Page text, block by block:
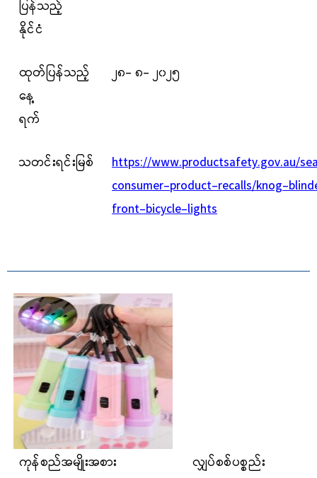
ပြန်သည့်
နိုင်ငံ
ထုတ်ပြန်သည့်
နေ့
ရက်
၂၈- ၈- ၂၀၂၅
သတင်းရင်းမြစ်
https://www.productsafety.gov.au/
consumer-product-recalls/knog-
front-bicycle-lights
ကုန်စည်အမျိုးအစား လျှပ်စစ်ပစ္စည်း